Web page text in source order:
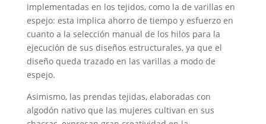
implementadas en los tejidos, como la de varillas en
espejo: esta implica ahorro de tiempo y esfuerzo en
cuanto a la selección manual de los hilos para la
ejecución de sus diseños estructurales, ya que el
diseño queda trazado en las varillas a modo de
espejo.
Asimismo, las prendas tejidas, elaboradas con
algodón nativo que las mujeres cultivan en sus